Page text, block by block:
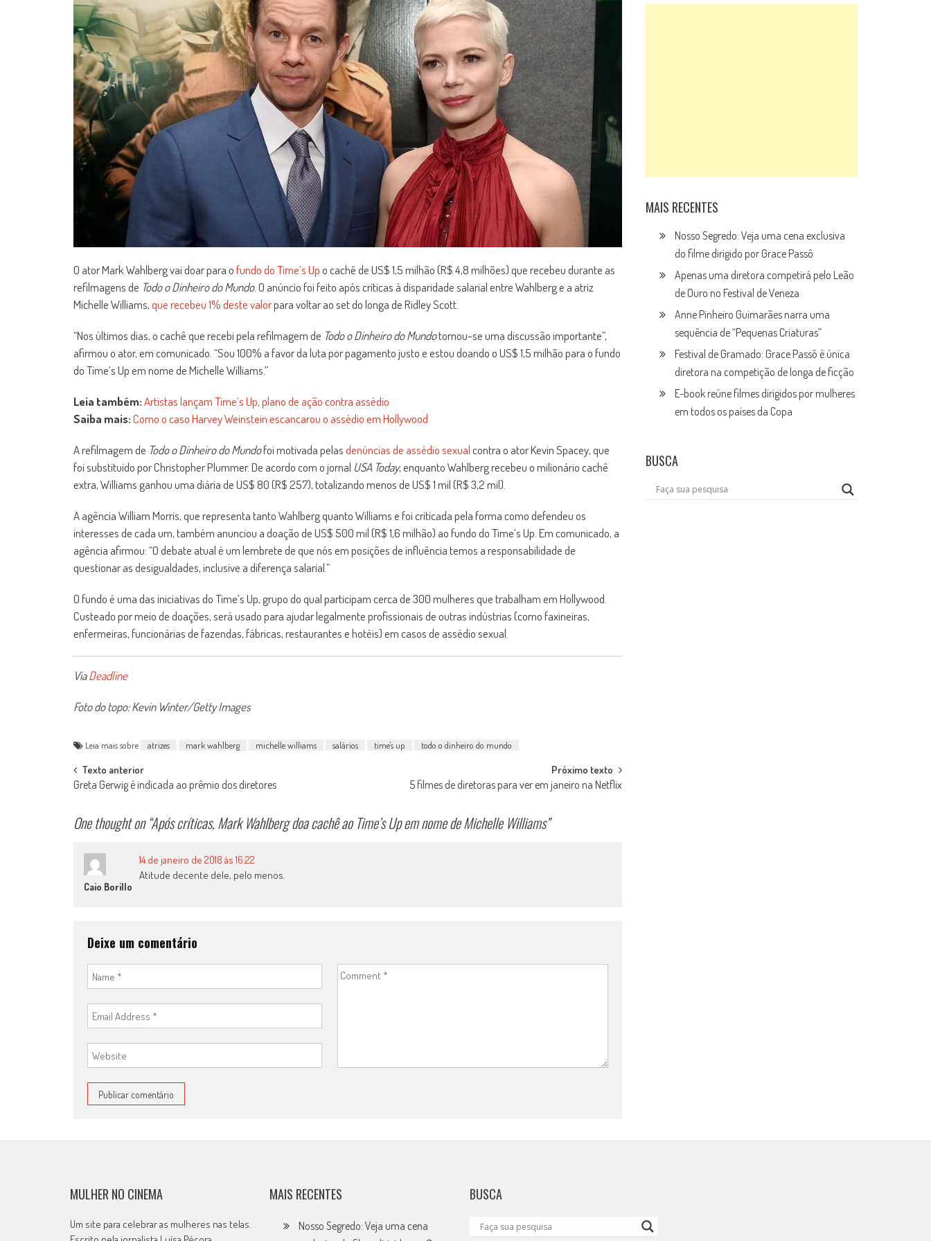
O ator Mark Wahlberg vai doar para ofundo do Time’s Upo cachê de US$ 1,5 milhão (R$ 4,8 milhões) que recebeu durante as
refilmagens de Todo o Dinheiro do Mundo. O anúncio foi feito após críticas à disparidade salarial entre Wahlberg e a atriz
Michelle Williams,que recebeu 1% deste valorpara voltar ao set do longa de Ridley Scott.
“Nos últimos dias, o cachê que recebi pela refilmagem de Todo o Dinheiro do Mundotornou-se uma discussão importante”,
afirmou o ator, em comunicado. “Sou 100% a favor da luta por pagamento justo e estou doando o US$ 1,5 milhão para o fundo
do Time’s Up em nome de Michelle Williams.”
Leia também:Artistas lançam Time’s Up, plano de ação contra assédio
Saiba mais:Como o caso Harvey Weinstein escancarou o assédio em Hollywood
A refilmagem de Todo o Dinheiro do Mundofoi motivada pelasdenúncias de assédio sexualcontra o ator Kevin Spacey, que
foi substituído por Christopher Plummer. De acordo com o jornal USA Today, enquanto Wahlberg recebeu o milionário cachê
extra, Williams ganhou uma diária de US$ 80 (R$ 257), totalizando menos de US$ 1 mil (R$ 3,2 mil).
A agência William Morris, que representa tanto Wahlberg quanto Williams e foi criticada pela forma como defendeu os
interesses de cada um, também anunciou a doação de US$ 500 mil (R$ 1,6 milhão) ao fundo do Time’s Up. Em comunicado, a
agência afirmou: “O debate atual é um lembrete de que nós em posições de influência temos a responsabilidade de
questionar as desigualdades, inclusive a diferença salarial.”
O fundo é uma das iniciativas do Time’s Up, grupo do qual participam cerca de 300 mulheres que trabalham em Hollywood.
Custeado por meio de doações, será usado para ajudar legalmente profissionais de outras indústrias (como faxineiras,
enfermeiras, funcionárias de fazendas, fábricas, restaurantes e hotéis) em casos de assédio sexual.
ViaDeadline
Foto do topo: Kevin Winter/Getty Images
Leia mais sobre atrizes mark wahlberg michelle williams salários time's up todo o dinheiro do mundo
Post
Texto anterior
Greta Gerwig é indicada ao prêmio dos diretores
Próximo texto
5 filmes de diretoras para ver em janeiro na Netflix
One thought on “Após críticas, Mark Wahlberg doa cachê ao Time’s Up em nome de Michelle Williams”
Caio Borillo
14 de janeiro de 2018 às 16:22
Atitude decente dele, pelo menos.
Deixe um comentário
MAIS RECENTES
Nosso Segredo: Veja uma cena exclusiva
do filme dirigido por Grace Passô
Apenas uma diretora competirá pelo Leão
de Ouro no Festival de Veneza
Anne Pinheiro Guimarães narra uma
sequência de “Pequenas Criaturas”
Festival de Gramado: Grace Passô é única
diretora na competição de longa de ficção
E-book reúne filmes dirigidos por mulheres
em todos os países da Copa
BUSCA
MULHER NO CINEMA
Um site para celebrar as mulheres nas telas.
MAIS RECENTES
Nosso Segredo: Veja uma cena
BUSCA